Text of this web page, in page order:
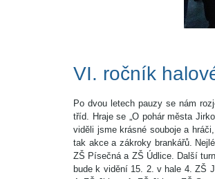
VI. ročník
Po dvou letech pauzy se nám
tříd. Hraje se „O pohár města
viděli jsme krásné souboje a
tak akce a zákroky brankářů.
ZŠ Písečná a ZŠ Údlice. Další
bude k vidění 15. 2. v hale 4. ZŠ